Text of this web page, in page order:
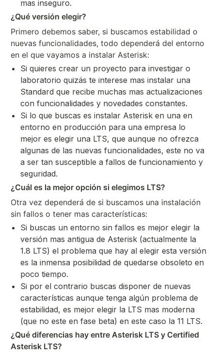
mas inseguro.
¿Qué versión elegir?
Primero debemos saber, si buscamos estabilidad o
nuevas funcionalidades, todo dependerá del entorno
en el que vayamos a instalar Asterisk:
Si quieres crear un proyecto para investigar o
laboratorio quizás te interese mas instalar una
Standard que recibe muchas mas actualizaciones
con funcionalidades y novedades constantes.
Si lo que buscas es instalar Asterisk en una en
entorno en producción para una empresa lo
mejor es elegir una LTS, que aunque no ofrezca
algunas de las nuevas funcionalidades, este no va
a ser tan susceptible a fallos de funcionamiento y
seguridad.
¿Cuál es la mejor opción si elegimos LTS?
Otra vez dependerá de si buscamos una instalación
sin fallos o tener mas características:
Si buscas un entorno sin fallos es mejor elegir la
versión mas antigua de Asterisk (actualmente la
1.8 LTS) el problema que hay al elegir esta versión
es la inmensa posibilidad de quedarse obsoleto en
poco tiempo.
Si por el contrario buscas disponer de nuevas
características aunque tenga algún problema de
estabilidad, es mejor elegir la LTS mas moderna
(que no este en fase beta) en este caso la 11 LTS.
¿Qué diferencias hay entre Asterisk LTS y Certified
Asterisk LTS?